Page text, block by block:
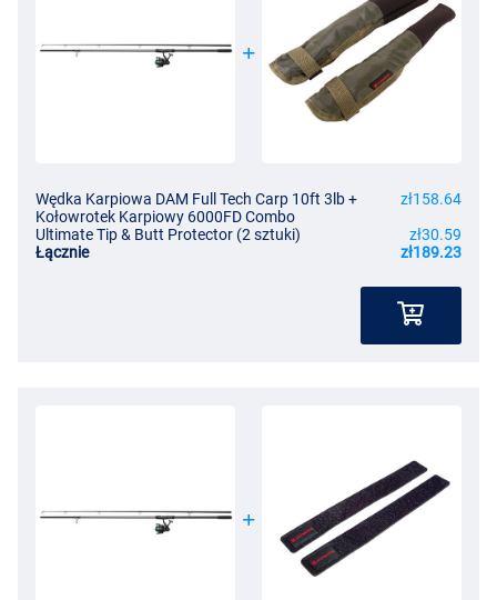
Wędka Karpiowa DAM Full Tech Carp 10ft 3lb +
Kołowrotek Karpiowy 6000FD Combo
zł158.64
Ultimate Tip & Butt Protector (2 sztuki)
zł30.59
Łącznie
zł189.23